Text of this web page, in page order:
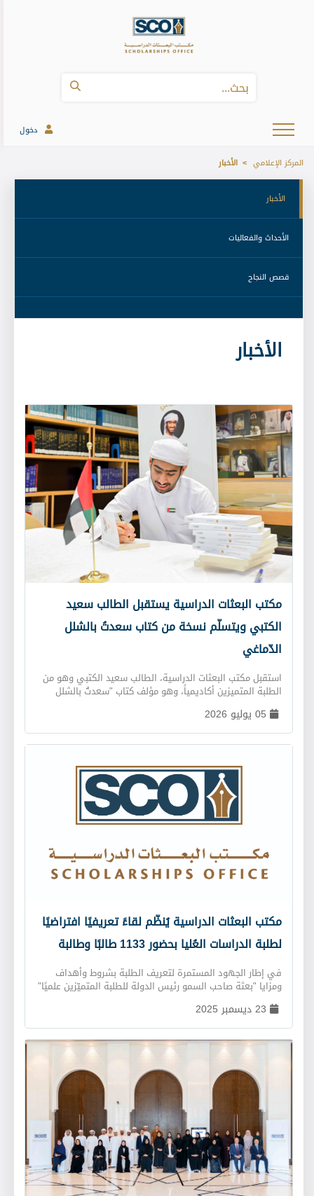
دخول
المركز الإعلامي الأخبار
الأخبار
مكتب البعثات الدراسية يستقبل الطالب سعيد
الكتبي ويتسلّم نسخة من كتاب سعدتُ بالشلل
الدّماغي
استقبل مكتب البعثات الدراسية، الطالب سعيد الكتبي وهو من
الطلبة المتميزين أكاديمياً، وهو مؤلف كتاب "سعدتُ بالشلل
الدماغي"، بحضور عدد من الموظفين. وخلال الزيارة، أهدى
الطالب سعيد الكتبي "مكتب البعثات الدراسية" نسخة موقعة من
كتابه، الذي استعرض فيه جانبًا من تجربته الشخصية والإنسانية،
وسلّط الضوء على معاني الإصرار والتفاؤل وتجاوز التحدّيات.
إيجابية تعكس قوة الإرادة والعزيمة، وتُبرز قدرة أصحاب الهمم
على تحقيق الإنجازات والإسهام الفاعل في المجتمع. كما أشاد
فريق المكتب بمحتوى الكتاب وما يحمله من قيم تحفيزية،
مؤكدين أهمية دعم المبادرات التي تُسهم في نشر الوعي
وتعزيز ثقافة التمكين والإيجابية. وتأتي هذه الزيارة في إطار
بإنجازاتها العلمية والثقافية، بما يعكس التزامه بترسيخ قيم
التميّز والعطاء بين الطلبة المبتعثين.
05 يوليو 2026
مكتب البعثات الدراسية يُنظّم لقاءً تعريفيًا افتراضيًا
لطلبة الدراسات العُليا بحضور 1133 طالبًا وطالبة
في إطار الجهود المستمرة لتعريف الطلبة بشروط وأهداف
ومزايا "بعثة صاحب السمو رئيس الدولة للطلبة المتميّزين علميًا"
و"برنامج المنح الدراسية داخل الدولة وخارجها"؛ نظّم "مكتب
البعثات الدراسية" لقاءً تعريفيًا افتراضيًا للطلبة المواطنين
الراغبين في استكمال دراساتهم العُليا، حضره أكثر من 1133
طالبًا وطالبة. تضمّن اللقاء التعريفي الافتراضي كلمةً ترحيبية
ألقاها مدير مكتب البعثات الدراسية؛ أكّد خلالها حرص القيادة
الرشيدة على متابعة التحصيل العلمي ونشأة جيل متسلّح بالعلم
والمعرفة، كونه أساس المستقبل الواعد، كما تمّ عرض فيلم
تعريفي عن "مكتب البعثات الدراسية"، ونبذة حول كيفية
التقديم على البعثات والمنح الدراسية وأهدافها ومزاياها
وشروط الحصول عليها، إلى جانب "برنامج دكتور في الطب".
الجدير بالذكر أن باب التسجيل في "بعثة صاحب السمو رئيس
الدولة للطلبة المُتميّزين علميًا" للدراسة داخل الدولة وخارجها
لاستكمال الدراسات العليا مفتوح خلال الفترة من 10 ديسمبر
2025 إلى 2 فبراير 2026، عبر الموقع الإلكتروني للمكتب
www.sco.ae.
23 ديسمبر 2025